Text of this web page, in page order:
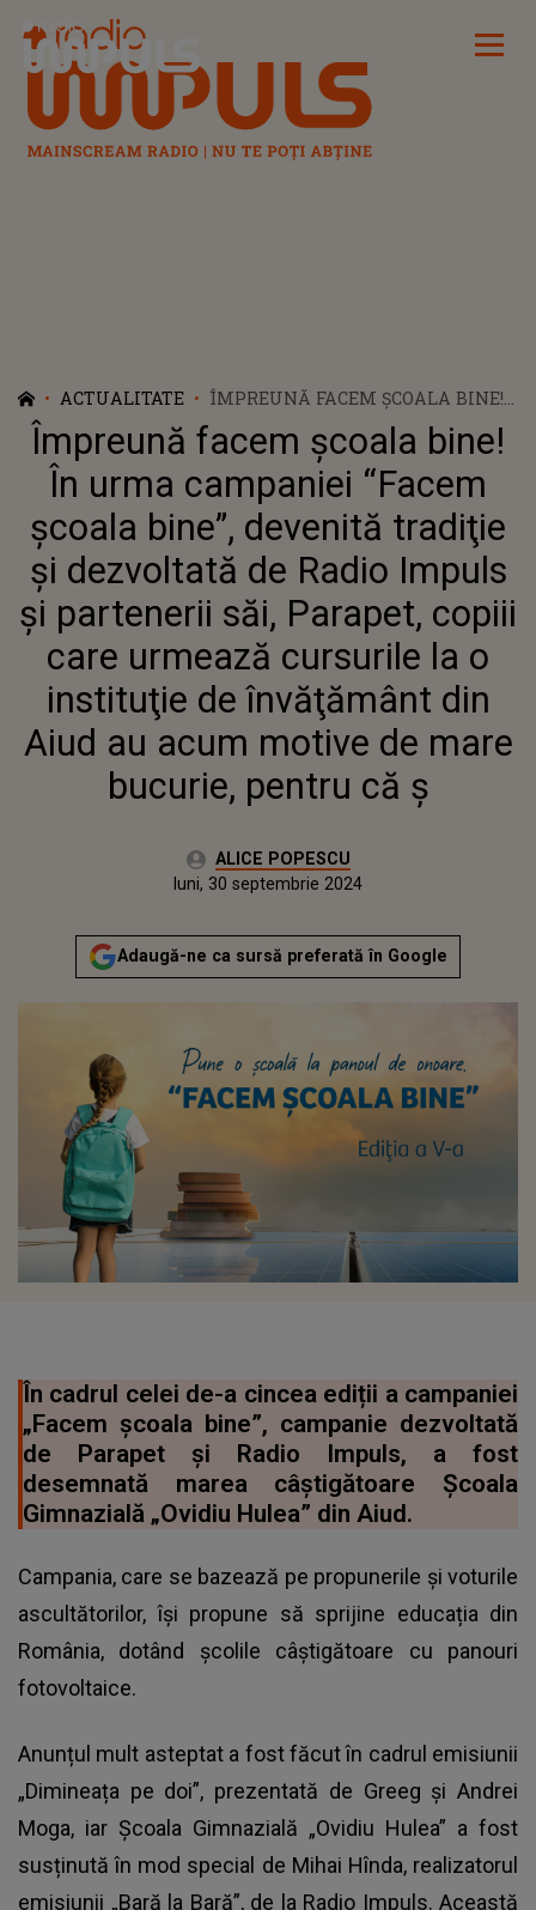
Radio Impuls
ACTUALITATE
ÎMPREUNĂ FACEM ŞCOALA BINE!
ÎN URMA CAMPANIEI “FACEM
ŞCOALA BINE”, DEVENITĂ
TRADIŢIE ŞI DEZVOLTATĂ DE
RADIO IMPULS ŞI PARTENERII SĂI,
PARAPET, COPIII CARE URMEAZĂ
CURSURILE LA O INSTITUŢIE DE
ÎNVĂŢĂMÂNT DIN AIUD AU ACUM
MOTIVE DE MARE BUCURIE,
PENTRU CĂ Ş
Împreună facem şcoala bine!
În urma campaniei “Facem
şcoala bine”, devenită tradiţie
şi dezvoltată de Radio Impuls
şi partenerii săi, Parapet, copiii
care urmează cursurile la o
instituţie de învăţământ din
Aiud au acum motive de mare
bucurie, pentru că ş
Autor:ALICE POPESCU
luni, 30 septembrie 2024Actualizat:
luni, 30 septembrie 2024
Adaugă-ne ca sursă preferată în Google
În cadrul celei de-a cincea ediții a campaniei
„Facem şcoala bine”, campanie dezvoltată
de Parapet şi Radio Impuls, a fost
desemnată marea câștigătoare Școala
Gimnazială „Ovidiu Hulea” din Aiud.
Campania, care se bazează pe propunerile şi voturile
ascultătorilor, își propune să sprijine educația din
România, dotând școlile câștigătoare cu panouri
fotovoltaice.
Anunțul mult asteptat a fost făcut în cadrul emisiunii
„Dimineața pe doi”, prezentată de Greeg și Andrei
Moga, iar Școala Gimnazială „Ovidiu Hulea” a fost
susținută în mod special de Mihai Hînda, realizatorul
emisiunii „Bară la Bară”, de la Radio Impuls. Această